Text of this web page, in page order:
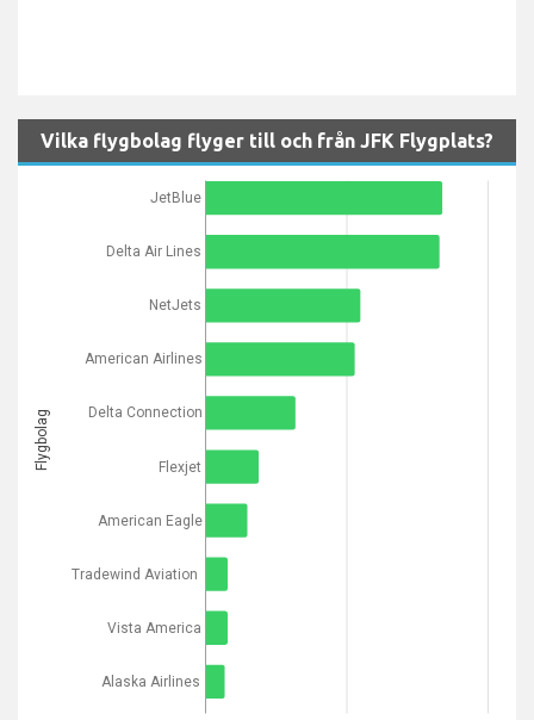
Vilka flygbolag flyger till och från JFK Flygplats?
JetBlue
Delta Air Lines
NetJets
American Airlines
Delta Connection
Flexjet
American Eagle
Tradewind Aviation
Vista America
Alaska Airlines
Flygbolag